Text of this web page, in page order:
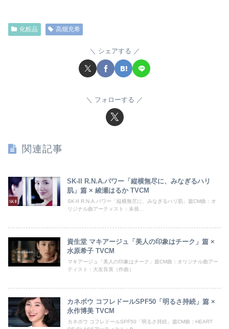
化粧品 高畑充希
シェアする
フォローする
関連記事
SK-II R.N.A.パワー「縦横無尽に、みなぎるハリ
肌」篇 × 綾瀬はるか TVCM
SK-II R.N.A.パワー「縦横無尽に、みなぎるハリ肌」篇CM曲：オ
リジナル曲アーティスト：未発...
資生堂 マキアージュ「美人の印象はチーク」篇 ×
水原希子 TVCM
マキアージュ「美人の印象はチーク」篇CM曲：オリジナル曲アー
ティスト：大友良英（作曲）
カネボウ コフレドールSPF50「明るさ持続」篇 ×
永作博美 TVCM
カネボウ コフレドールSPF50「明るさ持続」篇CM曲：HEART